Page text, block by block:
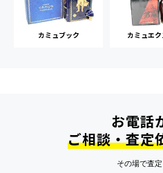
カミュブック カミュエ
お電話
ご相談・査定
その場で査定